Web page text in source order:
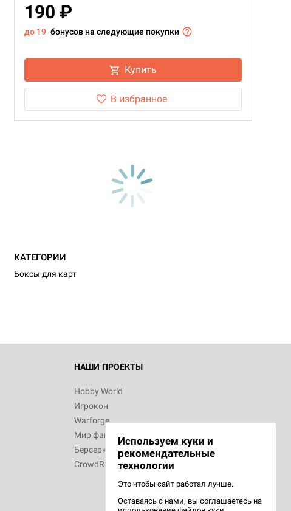
190 ₽
до 19 бонусов на следующие покупки
Купить
В избранное
КАТЕГОРИИ
Боксы для карт
НАШИ ПРОЕКТЫ
Hobby World
Игрокон
Warforge
Мир фантастики
Берсерк
CrowdRepublic
Используем куки и
рекомендательные
технологии
Это чтобы сайт работал лучше.
Оставаясь с нами, вы соглашаетесь на
Монстры
Берсерк.